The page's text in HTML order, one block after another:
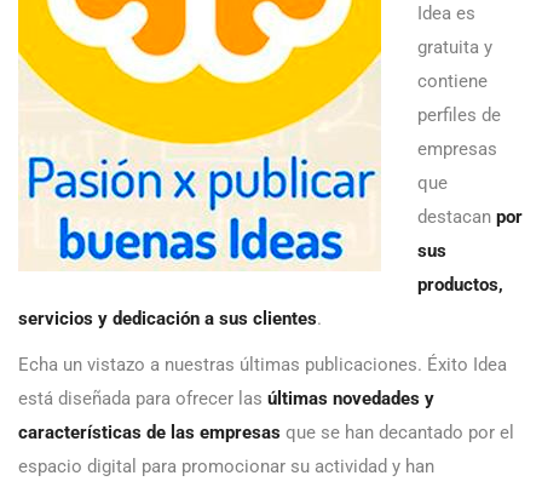
Idea es
gratuita y
contiene
perfiles de
empresas
que
destacan por
sus
productos,
servicios y dedicación a sus clientes.
Echa un vistazo a nuestras últimas publicaciones. Éxito Idea
está diseñada para ofrecer las últimas novedades y
características de las empresas que se han decantado por el
espacio digital para promocionar su actividad y han